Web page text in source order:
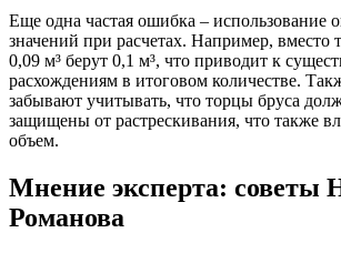
Еще одна частая ошибка – использование
значений при расчетах. Например, вместо
0,09 м³ берут 0,1 м³, что приводит к
расхождениям в итоговом количестве.
забывают учитывать, что торцы бруса
защищены от растрескивания, что также
объем.
Мнение эксперта: советы
Романова